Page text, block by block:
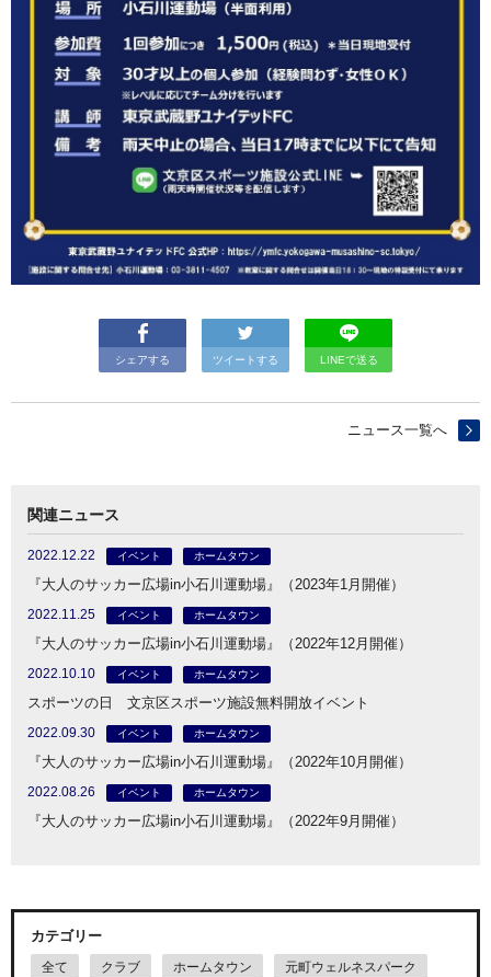
シェアする ツイートする LINEで送る
ニュース一覧へ
関連ニュース
2022.12.22 イベント ホームタウン
『大人のサッカー広場in小石川運動場』（2023年1月開催）
2022.11.25 イベント ホームタウン
『大人のサッカー広場in小石川運動場』（2022年12月開催）
2022.10.10 イベント ホームタウン
スポーツの日 文京区スポーツ施設無料開放イベント
2022.09.30 イベント ホームタウン
『大人のサッカー広場in小石川運動場』（2022年10月開催）
2022.08.26 イベント ホームタウン
『大人のサッカー広場in小石川運動場』（2022年9月開催）
カテゴリー
全て クラブ ホームタウン 元町ウェルネスパーク